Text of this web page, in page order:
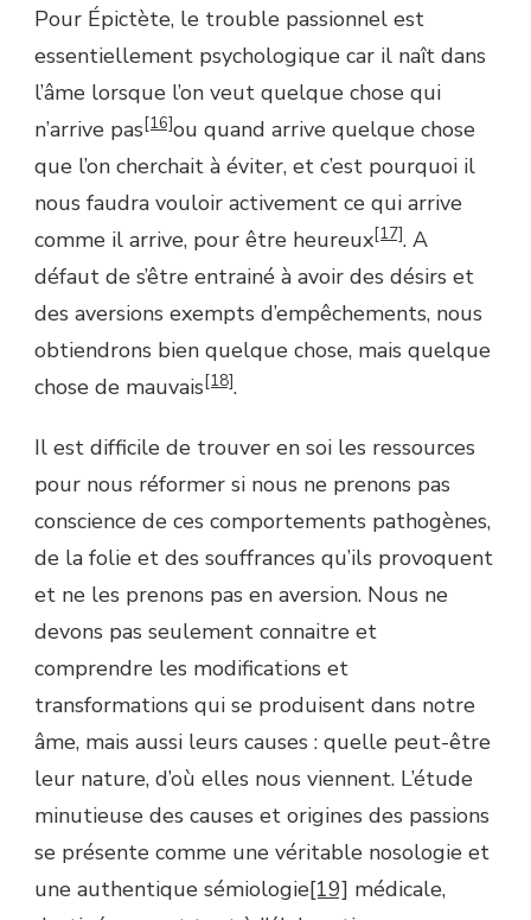
Pour Épictète, le trouble passionnel est
essentiellement psychologique car il naît dans
l’âme lorsque l’on veut quelque chose qui
n’arrive pas[16]ou quand arrive quelque chose
que l’on cherchait à éviter, et c’est pourquoi il
nous faudra vouloir activement ce qui arrive
comme il arrive, pour être heureux[17]. A
défaut de s’être entrainé à avoir des désirs et
des aversions exempts d’empêchements, nous
obtiendrons bien quelque chose, mais quelque
chose de mauvais[18].
Il est difficile de trouver en soi les ressources
pour nous réformer si nous ne prenons pas
conscience de ces comportements pathogènes,
de la folie et des souffrances qu’ils provoquent
et ne les prenons pas en aversion. Nous ne
devons pas seulement connaitre et
comprendre les modifications et
transformations qui se produisent dans notre
âme, mais aussi leurs causes : quelle peut-être
leur nature, d’où elles nous viennent. L’étude
minutieuse des causes et origines des passions
se présente comme une véritable nosologie et
une authentique sémiologie[19] médicale,